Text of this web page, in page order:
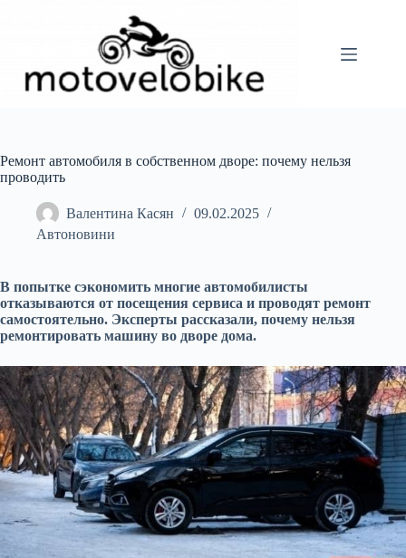
Ремонт автомобиля в собственном дворе: почему нельзя
проводить
Валентина Касян
09.02.2025
Автоновини
В попытке сэкономить многие автомобилисты
отказываются от посещения сервиса и проводят ремонт
самостоятельно. Эксперты рассказали, почему нельзя
ремонтировать машину во дворе дома.